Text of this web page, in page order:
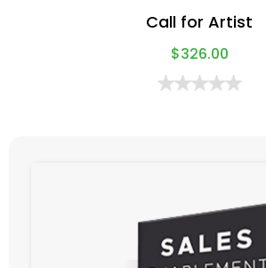
Call for Artist
$326.00